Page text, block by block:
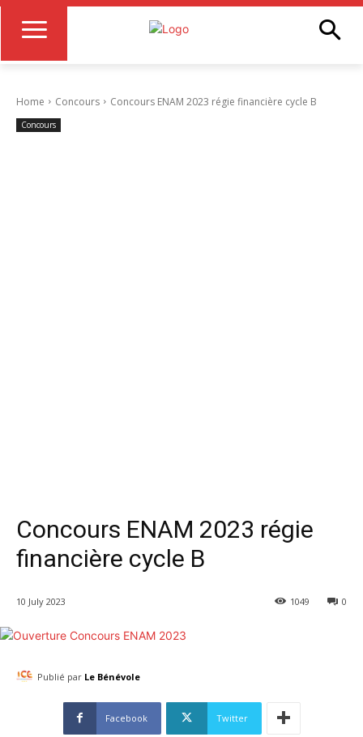
Home Concours Concours ENAM 2023 régie financière cycle B
Concours
Concours ENAM 2023 régie
financière cycle B
10 July 2023 0
1049
Publié par Le Bénévole
Facebook Twitter